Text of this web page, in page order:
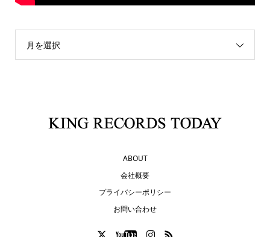
月を選択
ABOUT
会社概要
プライバシーポリシー
お問い合わせ